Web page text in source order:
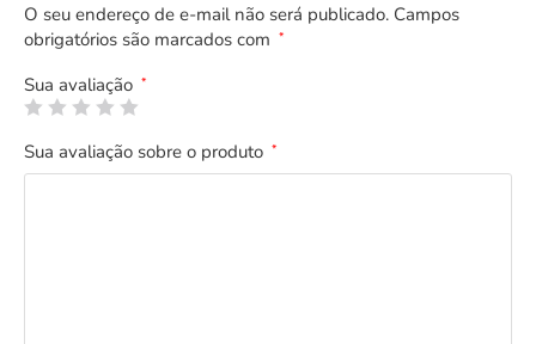
O seu endereço de e-mail não será publicado. Campos
obrigatórios são marcados com *
Sua avaliação *
Sua avaliação sobre o produto *